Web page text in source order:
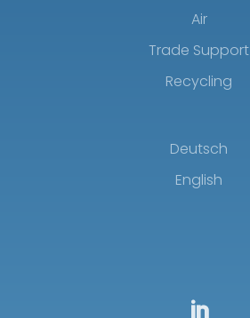
Air
Trade Support
Recycling
Deutsch
English